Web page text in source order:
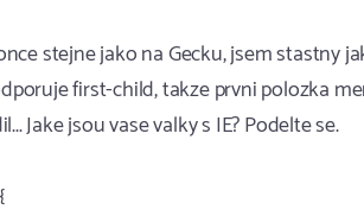
stejne jako na Gecku, jsem stastny
first-child, takze prvni polozka
Jake jsou vase valky s IE? Podelte se.